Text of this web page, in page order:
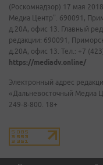
(Роскомнадзор) 17 мая
Медиа Центр". 690091,
д.20А, офис 13. Главный
редакции: 690091,
д.20А, офис 13. Тел.: +7
https://mediadv.online/
Электронный адрес
«Дальневосточный Медиа
249-8-800. 18+